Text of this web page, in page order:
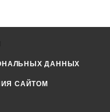
ДАННЫХ
САЙТОМ